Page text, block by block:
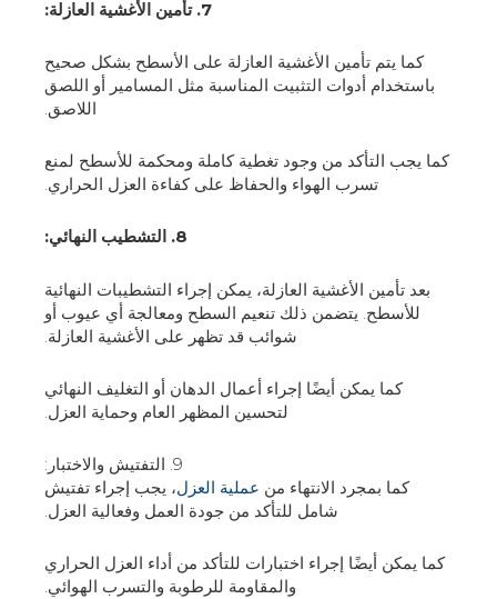
7. تأمين الأغشية العازلة:
كما يتم تأمين الأغشية العازلة على الأسطح بشكل صحيح
باستخدام أدوات التثبيت المناسبة مثل المسامير أو اللصق
اللاصق.
كما يجب التأكد من وجود تغطية كاملة ومحكمة للأسطح لمنع
تسرب الهواء والحفاظ على كفاءة العزل الحراري.
8. التشطيب النهائي:
بعد تأمين الأغشية العازلة، يمكن إجراء التشطيبات النهائية
للأسطح. يتضمن ذلك تنعيم السطح ومعالجة أي عيوب أو
شوائب قد تظهر على الأغشية العازلة.
كما يمكن أيضًا إجراء أعمال الدهان أو التغليف النهائي
لتحسين المظهر العام وحماية العزل.
9. التفتيش والاختبار:
كما بمجرد الانتهاء من عملية العزل، يجب إجراء تفتيش
شامل للتأكد من جودة العمل وفعالية العزل.
كما يمكن أيضًا إجراء اختبارات للتأكد من أداء العزل الحراري
والمقاومة للرطوبة والتسرب الهوائي.